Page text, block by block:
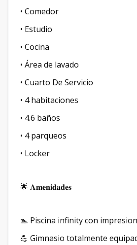
• Comedor
• ⁠Estudio
• Cocina
• Área de lavado
• ⁠Cuarto De Servicio
• 4 habitaciones
• 4.6 baños
• 4 parqueos
• Locker
🌟 𝐀𝐦𝐞𝐧𝐢𝐝𝐚𝐝𝐞𝐬
🏊 Piscina infinity con
💪 Gimnasio totalmente